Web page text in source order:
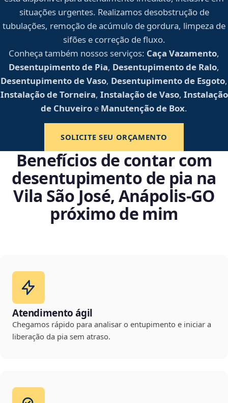
situações urgentes. Realizamos desobstrução de
tubulações, remoção de acúmulo de gordura, limpeza de
sifões e correção de fluxo.
Conheça também nossos serviços: Caça Vazamento,
Desentupimento de Pia, Desentupimento de Ralo,
Desentupimento de Vaso, Desentupimento de Esgoto,
Instalação de Torneira, Instalação de Vaso, Instalação
de Chuveiro e Manutenção de Box.
SOLICITE SEU ORÇAMENTO
Benefícios de contar com
desentupimento de pia na
Vila São José, Anápolis‑GO
próximo de mim
Atendimento ágil
Chegamos rápido para analisar o entupimento e iniciar a
liberação da pia sem atraso.